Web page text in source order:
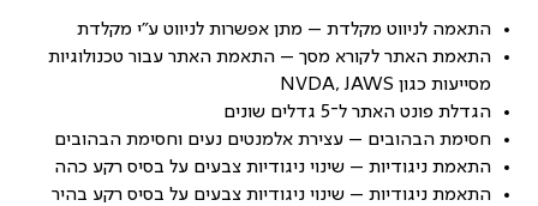
התאמה לניווט מקלדת – מתן אפשרות לניווט ע״י מקלדת
התאמת האתר לקורא מסך – התאמת האתר עבור טכנולוגיות
מסייעות כגון NVDA, JAWS
הגדלת פונט האתר ל־5 גדלים שונים
חסימת הבהובים – עצירת אלמנטים נעים וחסימת הבהובים
התאמת ניגודיות – שינוי ניגודיות צבעים על בסיס רקע כהה
התאמת ניגודיות – שינוי ניגודיות צבעים על בסיס רקע בהיר